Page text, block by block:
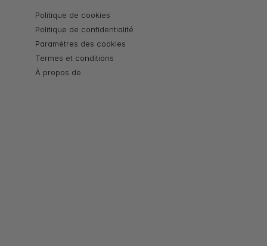
Politique de cookies
Politique de confidentialité
Paramètres des cookies
Termes et conditions
À propos de